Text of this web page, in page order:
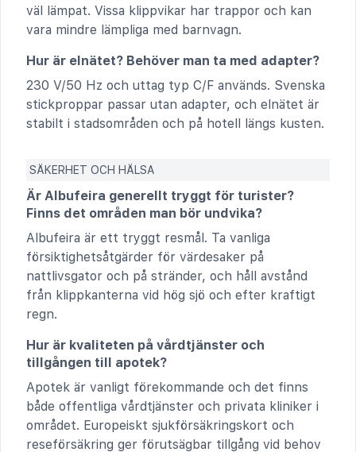
väl lämpat. Vissa klippvikar har trappor och kan
vara mindre lämpliga med barnvagn.
Hur är elnätet? Behöver man ta med adapter?
230 V/50 Hz och uttag typ C/F används. Svenska
stickproppar passar utan adapter, och elnätet är
stabilt i stadsområden och på hotell längs kusten.
SÄKERHET OCH HÄLSA
Är Albufeira generellt tryggt för turister?
Finns det områden man bör undvika?
Albufeira är ett tryggt resmål. Ta vanliga
försiktighetsåtgärder för värdesaker på
nattlivsgator och på stränder, och håll avstånd
från klippkanterna vid hög sjö och efter kraftigt
regn.
Hur är kvaliteten på vårdtjänster och
tillgången till apotek?
Apotek är vanligt förekommande och det finns
både offentliga vårdtjänster och privata kliniker i
området. Europeiskt sjukförsäkringskort och
reseförsäkring ger förutsägbar tillgång vid behov